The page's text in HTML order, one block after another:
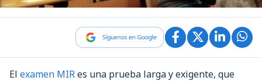
El examen MIRes una prueba larga y exigente, que